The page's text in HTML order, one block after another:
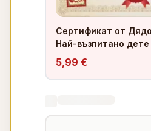
Сертификат от
Най-възпитано дете
5,99 €